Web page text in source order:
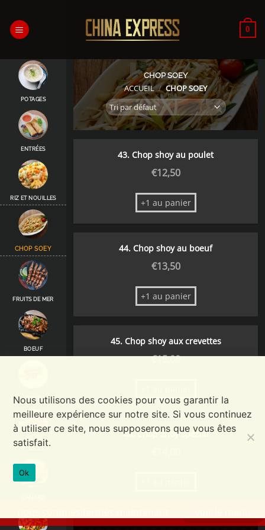
contenu
0
POTAGES
ENTRÉES
RIZ ET NOUILLES
CHOP SOEY
FRUITS DE MER
BOEUF
PORC
POULET
CHOP SOEY
ACCUEIL / CHOP SOEY
43. Chop shoy au poulet
€12,50
+1 au panier
44. Chop shoy au boeuf
€13,50
+1 au panier
45. Chop shoy aux crevettes
€15,00
46. Chop shoy spécial
Nous utilisons des cookies pour vous garantir la
meilleure expérience sur notre site. Si vous continuez
à utiliser ce site, nous supposerons que vous êtes
satisfait.
Ok